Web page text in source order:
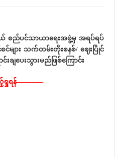
စည်ပင်သာယာရေးအဖွဲ့မ အရပ်ရပ်
များ သက်တမ်းတိုးစနစ်/ ဈေးပြိုင်
င်းချပေးသွားမည်ဖြစ်ကြောင်း
ရှုရန်————-